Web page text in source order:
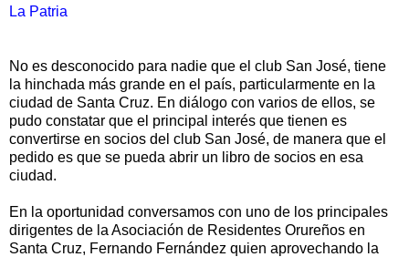
La Patria
No es desconocido para nadie que el club San José, tiene
la hinchada más grande en el país, particularmente en la
ciudad de Santa Cruz. En diálogo con varios de ellos, se
pudo constatar que el principal interés que tienen es
convertirse en socios del club San José, de manera que el
pedido es que se pueda abrir un libro de socios en esa
ciudad.
En la oportunidad conversamos con uno de los principales
dirigentes de la Asociación de Residentes Orureños en
Santa Cruz, Fernando Fernández quien aprovechando la